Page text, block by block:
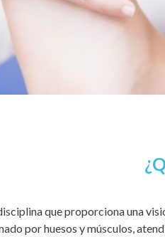
que proporciona una
por huesos y músculos,